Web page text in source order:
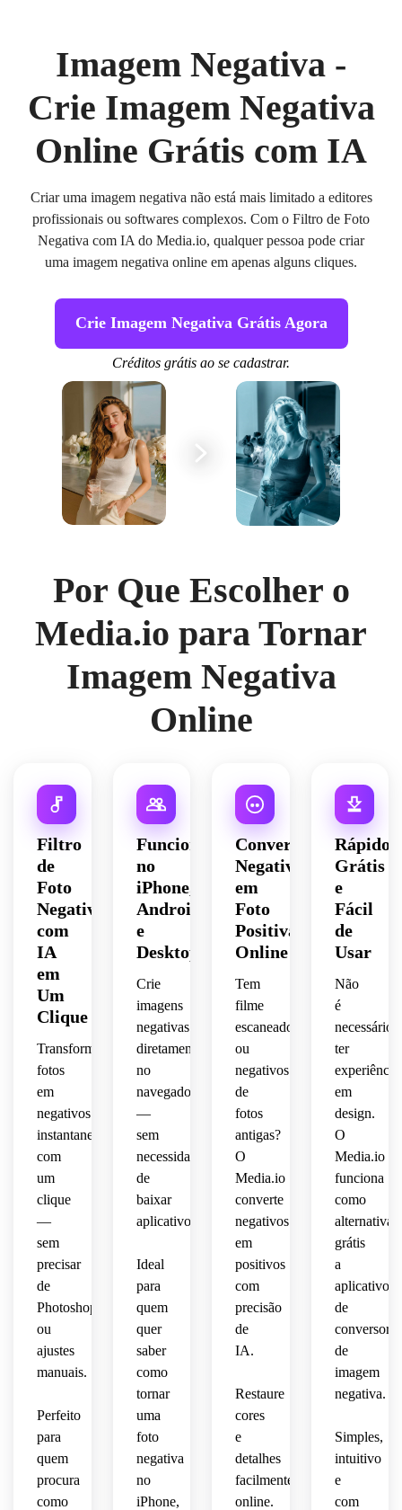
Imagem Negativa -
Crie Imagem Negativa
Online Grátis com IA
Criar uma imagem negativa não está mais limitado a editores
profissionais ou softwares complexos. Com o Filtro de Foto
Negativa com IA do Media.io, qualquer pessoa pode criar
uma imagem negativa online em apenas alguns cliques.
Crie Imagem Negativa Grátis Agora
Créditos grátis ao se cadastrar.
Por Que Escolher o
Media.io para Tornar
Imagem Negativa
Online
Filtro
de
Foto
Negativa
com
IA
em
Um
Clique
Transforme
fotos
em
negativos
instantaneamente
com
um
clique
—
sem
precisar
de
Photoshop
ou
ajustes
manuais.
Perfeito
para
quem
procura
como
Funciona
no
iPhone,
Android
e
Desktop
Crie
imagens
negativas
diretamente
no
navegador
—
sem
necessidade
de
baixar
aplicativos.
Ideal
para
quem
quer
saber
como
tornar
uma
foto
negativa
no
iPhone,
Converter
Negativo
em
Foto
Positiva
Online
Tem
filme
escaneado
ou
negativos
de
fotos
antigas?
O
Media.io
converte
negativos
em
positivos
com
precisão
de
IA.
Restaure
cores
e
detalhes
facilmente
online.
Rápido,
Grátis
e
Fácil
de
Usar
Não
é
necessário
ter
experiência
em
design.
O
Media.io
funciona
como
alternativa
grátis
a
aplicativos
de
conversor
de
imagem
negativa.
Simples,
intuitivo
e
com